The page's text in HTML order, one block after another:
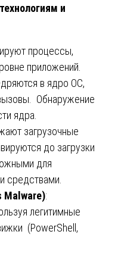
и
процессы,
приложений.
в ядро ОС,
Обнаружение
ядра.
загрузочные
до загрузки
для
средствами.
Malware):
легитимные
(PowerShell,